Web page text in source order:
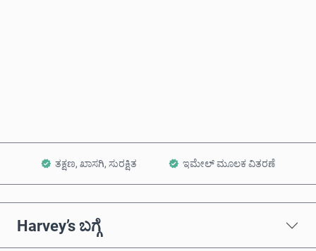
ತಕ್ಷಣ, ಖಾಸಗಿ, ಸುರಕ್ಷಿತ ಇಮೇಲ್ ಮೂಲಕ ವಿತರಣೆ
Harvey’s ಬಗ್ಗೆ